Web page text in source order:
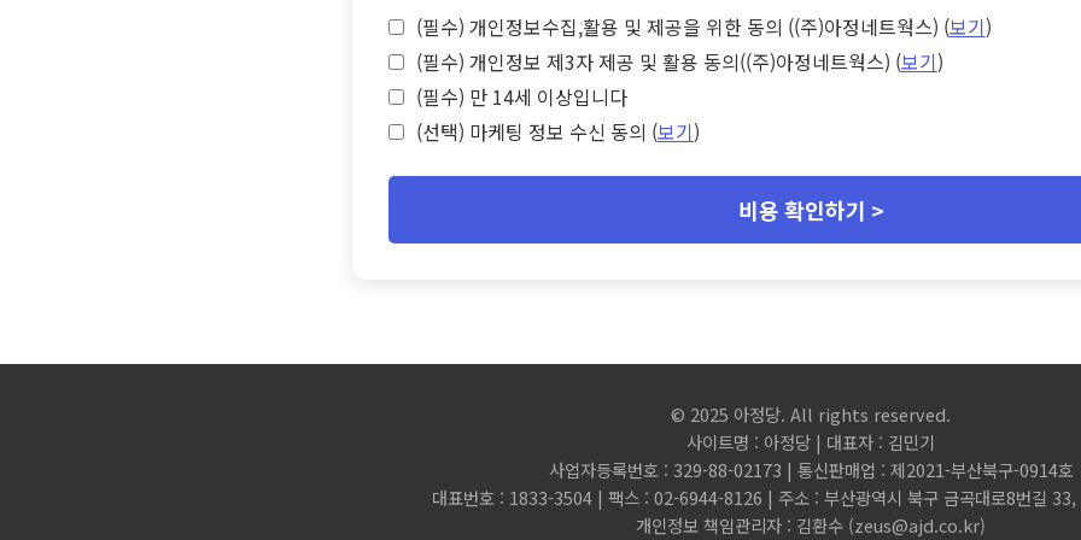
(필수) 개인정보수집,활용 및 제공을 위한 동의 ((주)아정네트웍스) (보기)
(필수) 개인정보 제3자 제공 및 활용 동의((주)아정네트웍스) (보기)
(필수) 만 14세 이상입니다
(선택) 마케팅 정보 수신 동의 (보기)
비용 확인하기 >
© 2025 아정당. All rights reserved.
사이트명 : 아정당 | 대표자 : 김민기
사업자등록번호 : 329-88-02173 | 통신판매업 : 제2021-부산북구-0914호
대표번호 : 1833-3504 | 팩스 : 02-6944-8126 | 주소 : 부산광역시 북구 금곡대로8번길 33,
개인정보 책임관리자 : 김환수 (zeus@ajd.co.kr)